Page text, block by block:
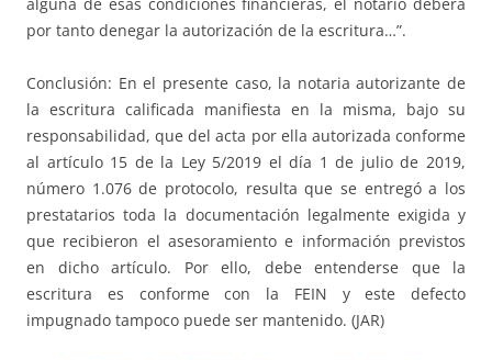
alguna de esas condiciones financieras, el notario deberá
por tanto denegar la autorización de la escritura…”.
Conclusión: En el presente caso, la notaria autorizante de
la escritura calificada manifiesta en la misma, bajo su
responsabilidad, que del acta por ella autorizada conforme
al artículo 15 de la Ley 5/2019 el día 1 de julio de 2019,
número 1.076 de protocolo, resulta que se entregó a los
prestatarios toda la documentación legalmente exigida y
que recibieron el asesoramiento e información previstos
en dicho artículo. Por ello, debe entenderse que la
escritura es conforme con la FEIN y este defecto
impugnado tampoco puede ser mantenido. (JAR)